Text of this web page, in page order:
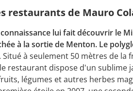
restaurants de Mauro
connaissance lui fait découvrir le
à la sortie de Menton. Le
. Situé à seulement 50 mètres de
restaurant dispose d'un sublime
légumes et autres herbes